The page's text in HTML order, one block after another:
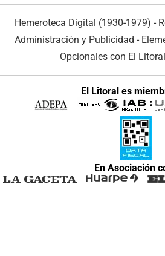
Hemeroteca Digital (1930-1979) -
Administración y Publicidad -
Opcionales con El Litoral
El Litoral es
En Asociación